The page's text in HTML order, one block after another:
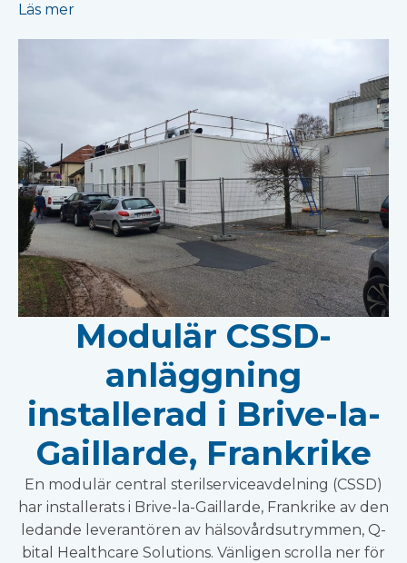
Läs mer
Modulär CSSD-
anläggning
installerad i Brive-la-
Gaillarde, Frankrike
En modulär central sterilserviceavdelning (CSSD)
har installerats i Brive-la-Gaillarde, Frankrike av den
ledande leverantören av hälsovårdsutrymmen, Q-
bital Healthcare Solutions. Vänligen scrolla ner för